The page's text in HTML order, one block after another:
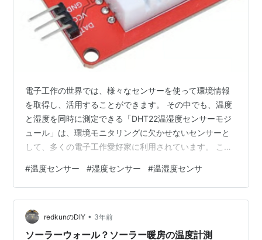
電子工作の世界では、様々なセンサーを使って環境情報
を取得し、活用することができます。 その中でも、温度
と湿度を同時に測定できる「DHT22温湿度センサーモジ
ュール」は、環境モニタリングに欠かせないセンサーと
して、多くの電子工作愛好家に利用されています。 この
ら、使い方、応用例まで、詳しく解説します。 DHT22温
湿度センサーモジュールとは？ DHT22温湿度センサーモ
ジュールは、温度と湿度を測定し、デジタル信号として
出力するセンサーモジュールです。静電容量式湿度セン
サーとサーミスタ温度センサーを内蔵しており、高精度
#温度センサー #湿度センサー #温湿度センサ
redkunのDIY • 3年前
ソーラーウォール？ソーラー暖房の温度計測